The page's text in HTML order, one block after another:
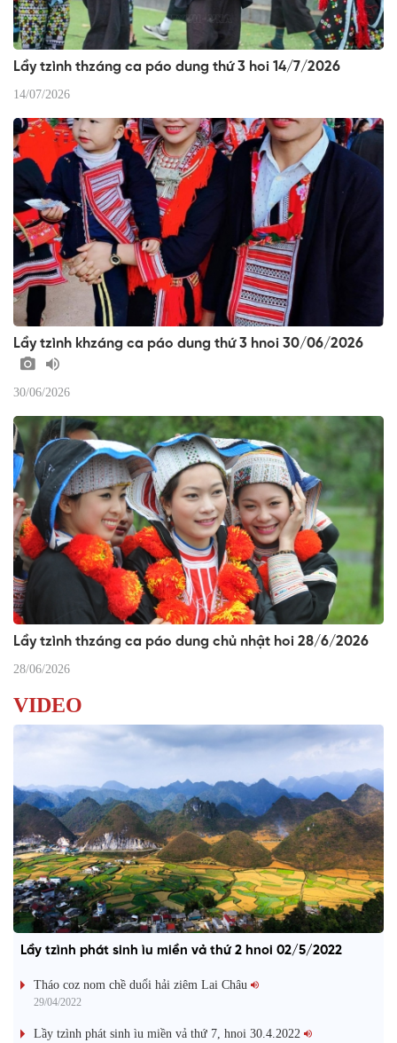
Lầy tzình thzáng ca páo dung thứ 3 hoi 14/7/2026
14/07/2026
Lầy tzình khzáng ca páo dung thứ 3 hnoi 30/06/2026
30/06/2026
Lầy tzình thzáng ca páo dung chủ nhật hoi 28/6/2026
28/06/2026
VIDEO
Lầy tzình phát sinh ìu miền vả thứ 2 hnoi 02/5/2022
Tháo coz nom chề duổi hải ziêm Lai Châu
29/04/2022
Lầy tzình phát sinh ìu miền vả thứ 7, hnoi 30.4.2022